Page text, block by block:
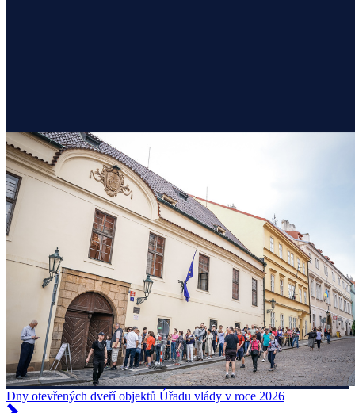
Dny otevřených dveří objektů Úřadu vlády v roce 2026